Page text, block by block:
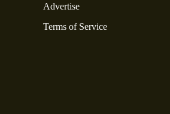
Advertise
Terms of Service